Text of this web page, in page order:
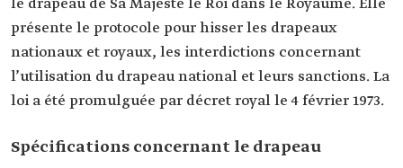
le drapeau de Sa Majesté le Roi dans le Royaume. Elle
présente le protocole pour hisser les drapeaux
nationaux et royaux, les interdictions concernant
l’utilisation du drapeau national et leurs sanctions. La
loi a été promulguée par décret royal le 4 février 1973.
Spécifications concernant le drapeau